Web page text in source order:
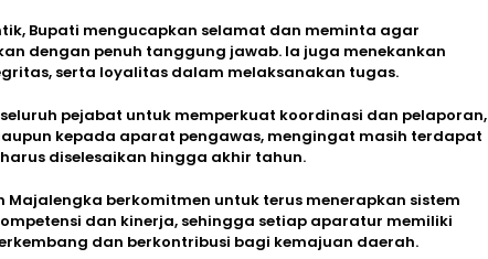
Bupati mengucapkan selamat dan meminta agar
dengan penuh tanggung jawab. Ia juga menekankan
serta loyalitas dalam melaksanakan tugas.
pejabat untuk memperkuat koordinasi dan pelaporan,
kepada aparat pengawas, mengingat masih terdapat
diselesaikan hingga akhir tahun.
Majalengka berkomitmen untuk terus menerapkan sistem
dan kinerja, sehingga setiap aparatur memiliki
dan berkontribusi bagi kemajuan daerah.